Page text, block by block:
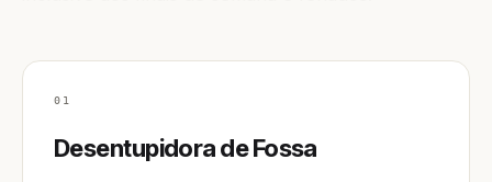
01
Desentupidora de Fossa